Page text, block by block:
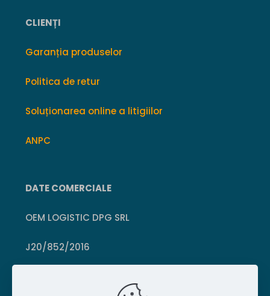
CLIENȚI
Garanția produselor
Politica de retur
Soluționarea online a litigiilor
ANPC
DATE COMERCIALE
OEM LOGISTIC DPG SRL
J20/852/2016